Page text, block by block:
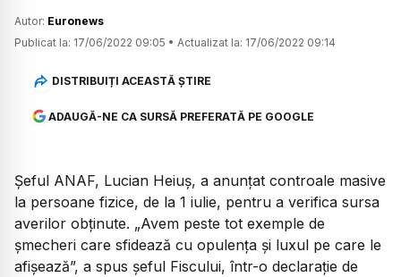
Autor: Euronews
Publicat la: 17/06/2022 09:05 • Actualizat la: 17/06/2022 09:14
DISTRIBUIȚI ACEASTĂ ȘTIRE
ADAUGĂ-NE CA SURSĂ PREFERATĂ PE GOOGLE
Șeful ANAF, Lucian Heiuș, a anunțat controale masive
la persoane fizice, de la 1 iulie, pentru a verifica sursa
averilor obținute. „Avem peste tot exemple de
șmecheri care sfidează cu opulența și luxul pe care le
afișează”, a spus șeful Fiscului, într-o declarație de